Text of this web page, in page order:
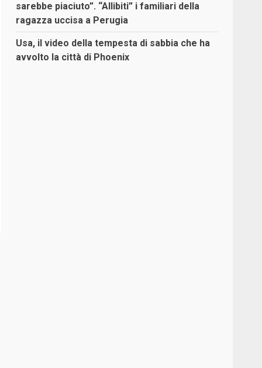
sarebbe piaciuto”. “Allibiti” i familiari della
ragazza uccisa a Perugia
Usa, il video della tempesta di sabbia che ha
avvolto la città di Phoenix